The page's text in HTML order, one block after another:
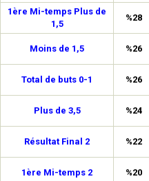
1ère Mi-temps Plus de
1,5
%28
Moins de 1,5 %26
Total de buts 0-1 %26
Plus de 3,5 %24
Résultat Final 2 %22
1ère Mi-temps 2 %20